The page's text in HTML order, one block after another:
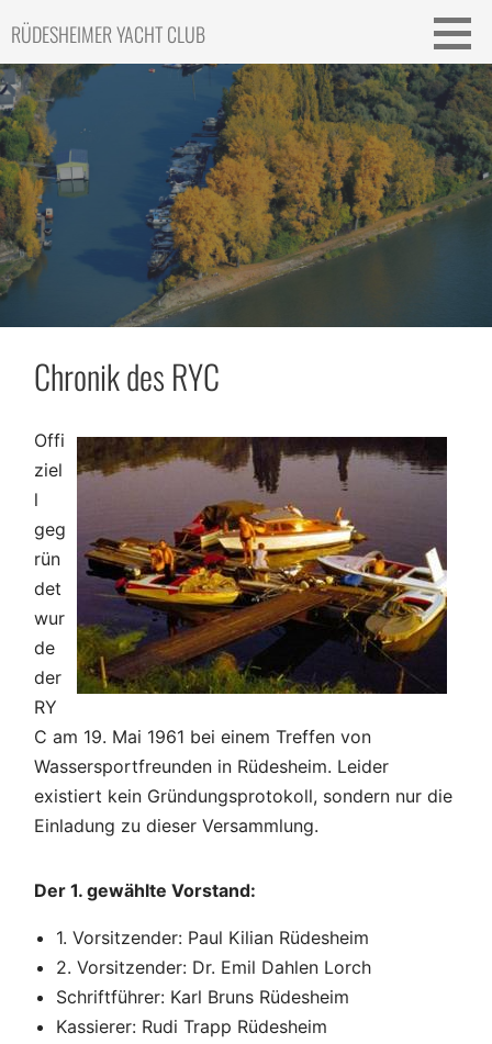
content
RÜDESHEIMER YACHT CLUB
Chronik des RYC
Offi
ziel
l
geg
rün
det
wur
de
der
RY
C am 19. Mai 1961 bei einem Treffen von
Wassersportfreunden in Rüdesheim. Leider
existiert kein Gründungsprotokoll, sondern nur die
Einladung zu dieser Versammlung.
Der 1. gewählte Vorstand:
1. Vorsitzender: Paul Kilian Rüdesheim
2. Vorsitzender: Dr. Emil Dahlen Lorch
Schriftführer: Karl Bruns Rüdesheim
Kassierer: Rudi Trapp Rüdesheim